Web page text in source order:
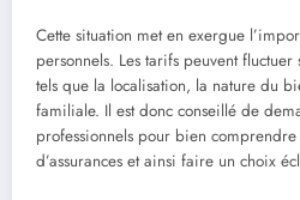
Cette situation met en exergue
personnels. Les tarifs peuvent
tels que la localisation, la nature du
familiale. Il est donc conseillé de
professionnels pour bien comprendre
d’assurances et ainsi faire un choix